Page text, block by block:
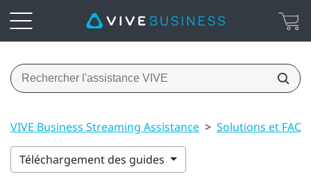
VIVE Business Streaming Assistance > Solutions et FAQ
Téléchargement des guides